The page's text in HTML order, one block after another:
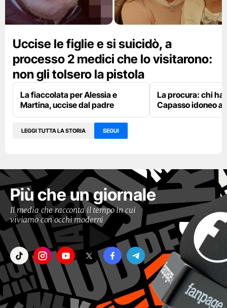
Uccise le figlie e si suicidò, a
processo 2 medici che lo visitarono:
non gli tolsero la pistola
La fiaccolata per Alessia e
Martina, uccise dal padre
La procura: chi
Capasso idoneo
LEGGI TUTTA LA STORIA SEGUI
Più che un giornale
Il media che racconta il tempo in cui
viviamo con occhi moderni